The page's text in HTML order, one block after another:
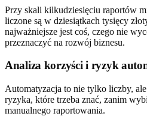
Przy skali kilkudziesięciu raportów
liczone są w dziesiątkach tysięcy
najważniejsze jest coś, czego nie
przeznaczyć na rozwój biznesu.
Analiza korzyści i ryzyk
Automatyzacja to nie tylko liczby,
ryzyka, które trzeba znać, zanim
manualnego raportowania.